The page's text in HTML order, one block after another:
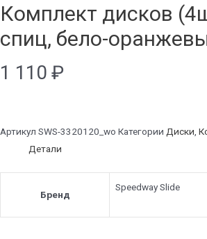
Комплект дисков
спиц, бело-
1 110 ₽
Артикул SWS-3320120_wo Категории Диски,
Детали
Бренд
Speedway Slide